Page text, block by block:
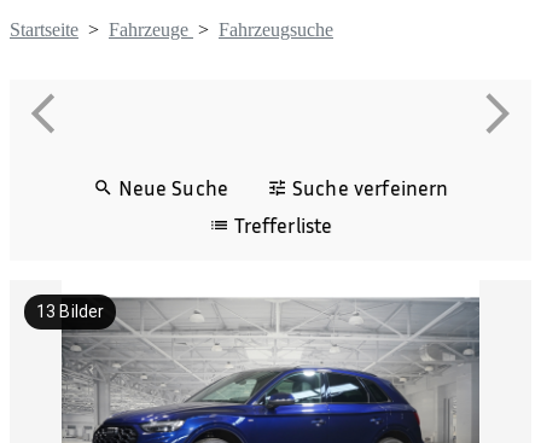
Startseite > Fahrzeuge > Fahrzeugsuche
Neue Suche
Suche verfeinern
Trefferliste
13 Bilder